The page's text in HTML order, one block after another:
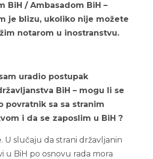
BiH / Ambasadom BiH –
je blizu, ukoliko nije možete
notarom u inostranstvu.
uradio postupak
BiH – mogu li se
povratnik sa sa stranim
i da se zaposlim u BiH ?
U slučaju da strani državljanin
u BiH po osnovu rada mora